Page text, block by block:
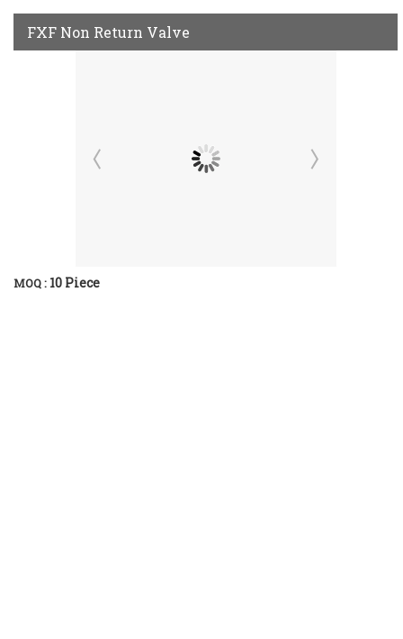
FXF Non Return Valve
MOQ : 10 Piece